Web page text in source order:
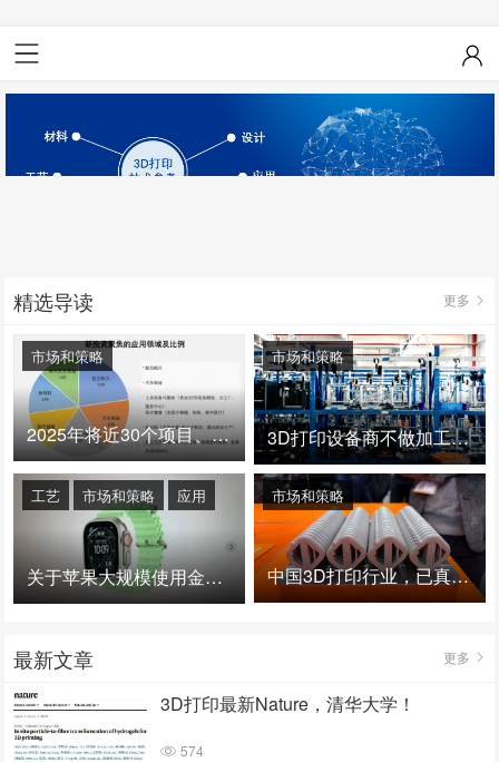
精选导读 更多
2025年将近30个项目、150亿投资：3D打印真的迎来爆发拐点了吗
市场和策略
3D打印设备商不做加工服务，就成了旁观者！
市场和策略
关于苹果大规模使用金属3D打印的思考
工艺 市场和策略 应用
中国3D打印行业，已真正进入爆发时代！
市场和策略
最新文章 更多
3D打印最新Nature，清华大学！
574